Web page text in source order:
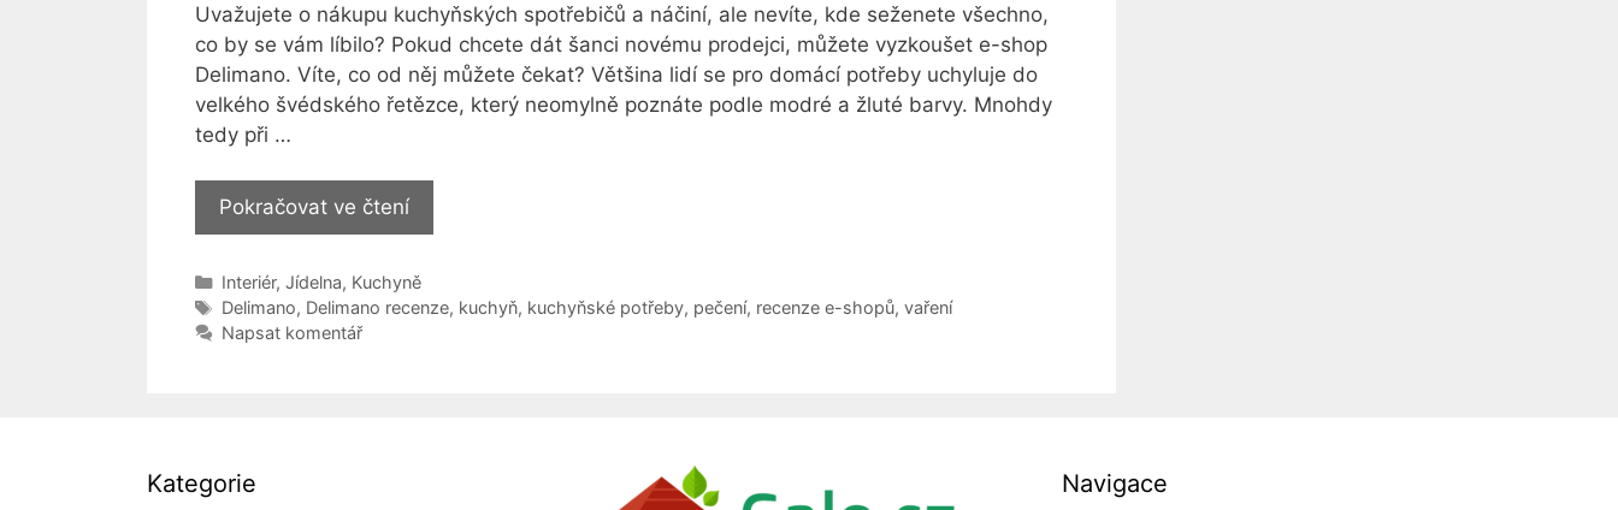
Uvažujete o nákupu kuchyňských spotřebičů a náčiní, ale nevíte, kde seženete všechno,
co by se vám líbilo? Pokud chcete dát šanci novému prodejci, můžete vyzkoušet e-shop
Delimano. Víte, co od něj můžete čekat? Většina lidí se pro domácí potřeby uchyluje do
velkého švédského řetězce, který neomylně poznáte podle modré a žluté barvy. Mnohdy
tedy při …
Pokračovat ve čteníDelimano
[recenze]:
se
Rubriky
Interiér, Jídelna, Kuchyně
Štítky
Delimano, Delimano recenze, kuchyň, kuchyňské potřeby, pečení, recenze e-shopů, vaření
Napsat komentář
Kategorie Navigace